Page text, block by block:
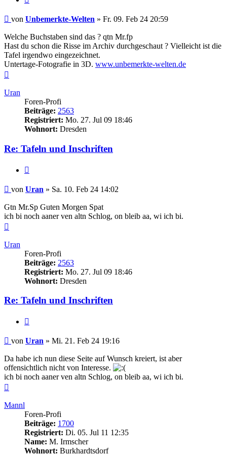
Beitrag
von Unbemerkte-Welten » Fr. 09. Feb 24 20:59
Welche Buchstaben sind das ? qtn Mr.fp
Hast du schon die Risse im Archiv durchgeschaut ? Vielleicht ist die
Tafel irgendwo eingezeichnet.
Untertage-Fotografie in 3D. www.unbemerkte-welten.de
Uran
Foren-Profi
Beiträge: 2563
Registriert: Mo. 27. Jul 09 18:46
Wohnort: Dresden
Re: Tafeln und Inschriften
Beitrag
von Uran » Sa. 10. Feb 24 14:02
Gtn Mr.Sp Guten Morgen Spat
ich bi noch aaner ven altn Schlog, on bleib aa, wi ich bi.
Uran
Foren-Profi
Beiträge: 2563
Registriert: Mo. 27. Jul 09 18:46
Wohnort: Dresden
Re: Tafeln und Inschriften
Beitrag
von Uran » Mi. 21. Feb 24 19:16
Da habe ich nun diese Seite auf Wunsch kreiert, ist aber
offensichtlich nicht von Interesse.
ich bi noch aaner ven altn Schlog, on bleib aa, wi ich bi.
Mannl
Foren-Profi
Beiträge: 1700
Registriert: Di. 05. Jul 11 12:35
Name: M. Irmscher
Wohnort: Burkhardtsdorf